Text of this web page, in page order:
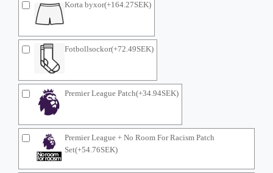
Korta byxor(+164.27SEK)
Fotbollsockor(+72.49SEK)
Premier League Patch(+34.94SEK)
Premier League + No Room For Racism Patch
Set(+54.76SEK)